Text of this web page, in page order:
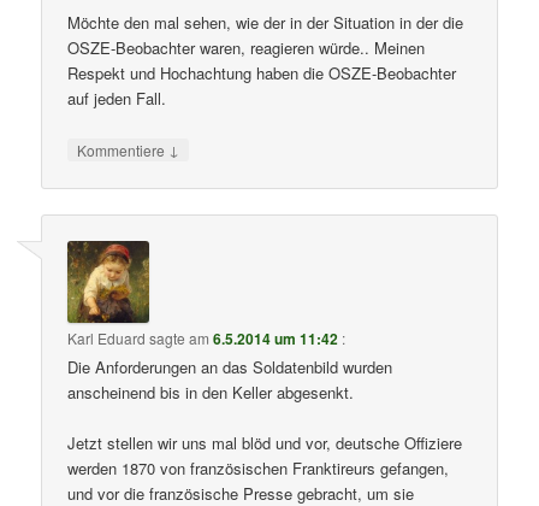
Möchte den mal sehen, wie der in der Situation in der die
OSZE-Beobachter waren, reagieren würde.. Meinen
Respekt und Hochachtung haben die OSZE-Beobachter
auf jeden Fall.
Kommentiere ↓
Karl Eduard sagte am6.5.2014 um 11:42 :
Die Anforderungen an das Soldatenbild wurden
anscheinend bis in den Keller abgesenkt.
Jetzt stellen wir uns mal blöd und vor, deutsche Offiziere
werden 1870 von französischen Franktireurs gefangen,
und vor die französische Presse gebracht, um sie